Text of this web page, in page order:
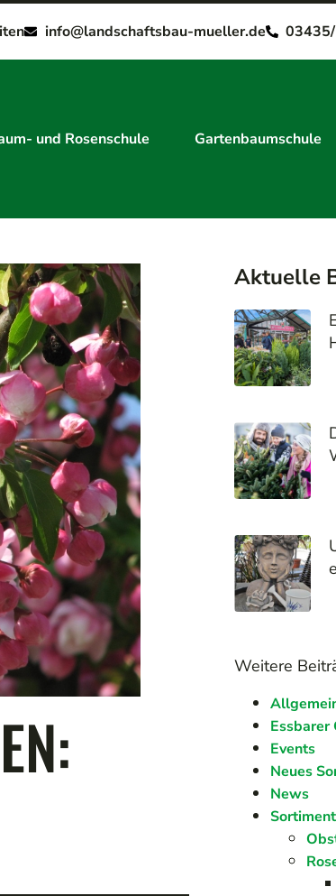
info@landschaftsbau-mueller.de
und Rosenschule Gartenbaumschule
Aktuelle
Weitere
Essbarer
Events
Neues
News
Sortiment